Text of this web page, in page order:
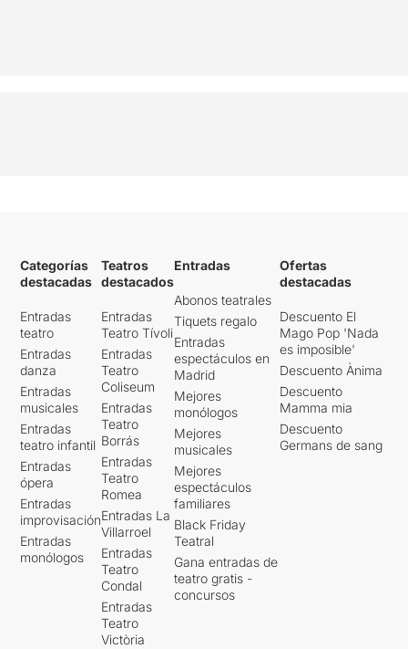
Categorías
destacadas
Entradas
teatro
Entradas
danza
Entradas
musicales
Entradas
teatro infantil
Entradas
ópera
Entradas
improvisación
Entradas
monólogos
Teatros
destacados
Entradas
Teatro Tívoli
Entradas
Teatro
Coliseum
Entradas
Teatro
Borrás
Entradas
Teatro
Romea
Entradas La
Villarroel
Entradas
Teatro
Condal
Entradas
Teatro
Victòria
Entradas
Abonos teatrales
Tiquets regalo
Entradas
espectáculos en
Madrid
Mejores
monólogos
Mejores
musicales
Mejores
espectáculos
familiares
Black Friday
Teatral
Gana entradas de
teatro gratis -
concursos
Ofertas
destacadas
Descuento El
Mago Pop 'Nada
es imposible'
Descuento Ànima
Descuento
Mamma mia
Descuento
Germans de sang